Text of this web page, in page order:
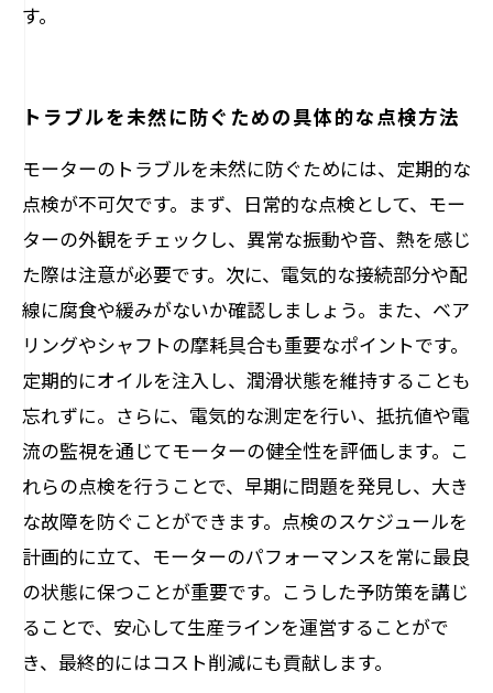
す。
トラブルを未然に防ぐための具体的な点検方法
モーターのトラブルを未然に防ぐためには、定期的な
点検が不可欠です。まず、日常的な点検として、モー
ターの外観をチェックし、異常な振動や音、熱を感じ
た際は注意が必要です。次に、電気的な接続部分や配
線に腐食や緩みがないか確認しましょう。また、ベア
リングやシャフトの摩耗具合も重要なポイントです。
定期的にオイルを注入し、潤滑状態を維持することも
忘れずに。さらに、電気的な測定を行い、抵抗値や電
流の監視を通じてモーターの健全性を評価します。こ
れらの点検を行うことで、早期に問題を発見し、大き
な故障を防ぐことができます。点検のスケジュールを
計画的に立て、モーターのパフォーマンスを常に最良
の状態に保つことが重要です。こうした予防策を講じ
ることで、安心して生産ラインを運営することがで
き、最終的にはコスト削減にも貢献します。